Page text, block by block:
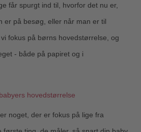
får spurgt ind til, hvorfor det nu er,
er på besøg, eller når man er til
fokus på børns hovedstørrelse, og
- både på papiret og i
hovedstørrelse
noget, der er fokus på lige fra